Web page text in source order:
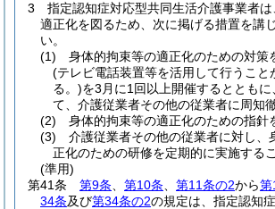
3
指定認知症対応型共同生活介護事業者
適正化を図るため、次に掲げる措置を講
い。
(1)
身体的拘束等の適正化のための対策
(テレビ電話装置等を活用して行うこと
る。)を3月に1回以上開催するととも
て、介護従業者その他の従業者に周知
(2)
身体的拘束等の適正化のための指針
(3)
介護従業者その他の従業者に対し、
正化のための研修を定期的に実施するこ
(準用)
第41条
第9条 第10条 第11条の2から第
34条及び第34条の2の規定は、指定認知